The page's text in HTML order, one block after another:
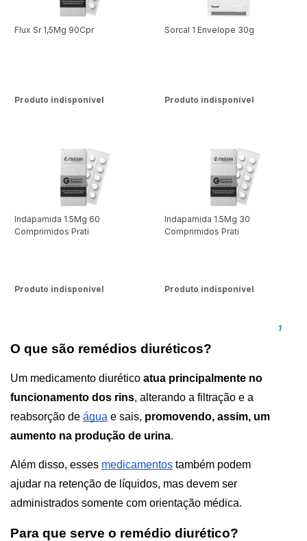
Flux Sr 1,5Mg 90Cpr
Produto indisponível
Sorcal 1 Envelope 30g
Produto indisponível
Indapamida 1.5Mg 60
Comprimidos Prati
Produto indisponível
Indapamida 1.5Mg 30
Comprimidos Prati
Produto indisponível
1
O que são remédios diuréticos?
Um medicamento diurético atua principalmente no
funcionamento dos rins, alterando a filtração e a
reabsorção de água e sais, promovendo, assim, um
aumento na produção de urina.
Além disso, esses medicamentos também podem
ajudar na retenção de líquidos, mas devem ser
administrados somente com orientação médica.
Para que serve o remédio diurético?